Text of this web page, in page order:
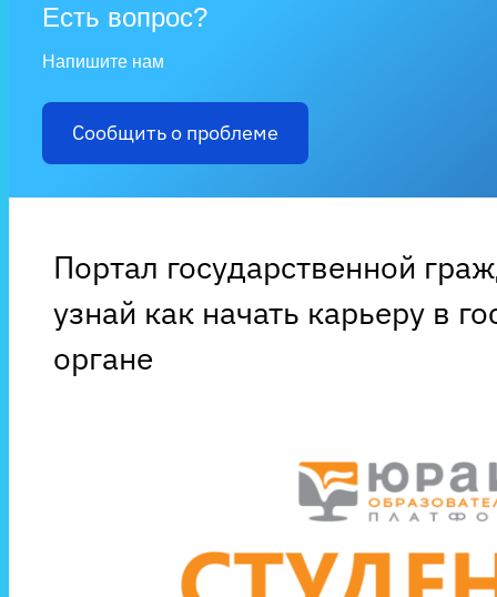
Есть вопрос?
Напишите нам
Сообщить о проблеме
Портал государственной
узнай как начать карьеру в
органе